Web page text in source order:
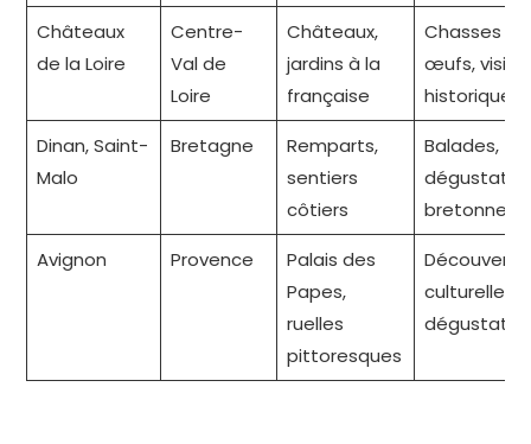
Châteaux
de la Loire
Centre-
Val de
Loire
Châteaux,
jardins à la
française
Chasses
œufs,
historiques
Dinan, Saint-
Malo
Bretagne
Remparts,
sentiers
côtiers
Balades,
bretonnes
Avignon
Provence
Palais des
Papes,
ruelles
pittoresques
culturelles,